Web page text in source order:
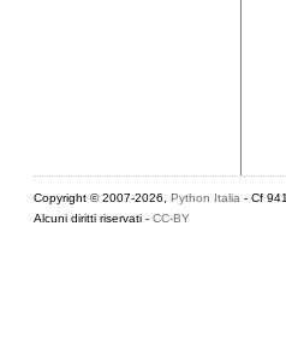
Copyright © 2007-2026, Python Italia- Cf
Alcuni diritti riservati - CC-BY